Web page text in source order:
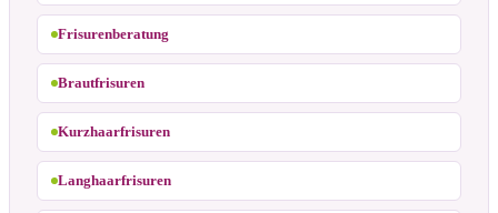
Frisurenberatung
Brautfrisuren
Kurzhaarfrisuren
Langhaarfrisuren